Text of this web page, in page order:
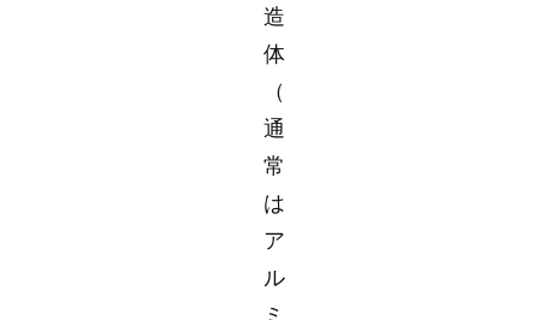
造
体
（
通
常
は
ア
ル
ミ